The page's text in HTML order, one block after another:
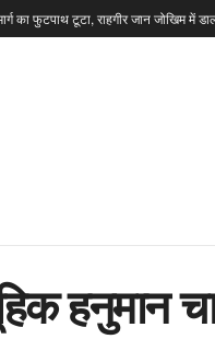
का फुटपाथ टूटा, राहगीर जान जोखिम में
हनुमान